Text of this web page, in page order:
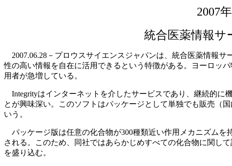
2007
統合医薬情報サ
2007.06.28－プロウスサイエンスジャパンは、統合医薬情報
性の高い情報を自在に活用できるという特徴がある。ヨーロッ
用者が急増している。
Integrityはインターネットを介したサービスであり、継続的に
とが興味深い。このソフトはパッケージとして単独でも販売（
いう。
パッケージ版は任意の化合物が300種類近い作用メカニズムを
される。このため、同社ではあらかじめすべての化合物に関し
を盛り込む。